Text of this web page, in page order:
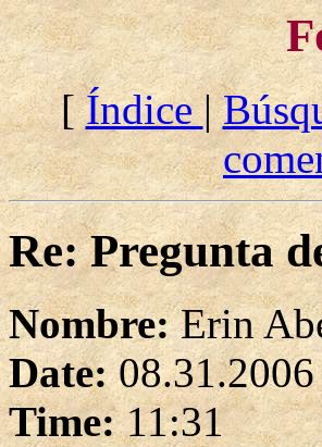
[Índice|
Re: Pregunta
Nombre:Erin
Date:08.31.2006
Time:11:31